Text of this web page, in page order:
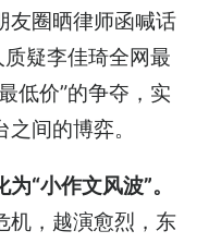
友圈晒律师函喊话
疑李佳琦全网最
低价”的争夺，实
间的博弈。
“小作文风波”。
机，越演愈烈，东